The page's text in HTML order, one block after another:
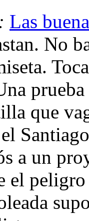
Las
No
que
a un
el